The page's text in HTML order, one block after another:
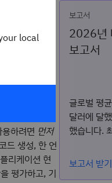
럼 보일 수
하려면 먼저
드 생성, 한 언
리케이션 현
평가하고, 기
보고서
2026년
보고서
글로벌 평
달러에 달
했습니다.
보고서 받기
local